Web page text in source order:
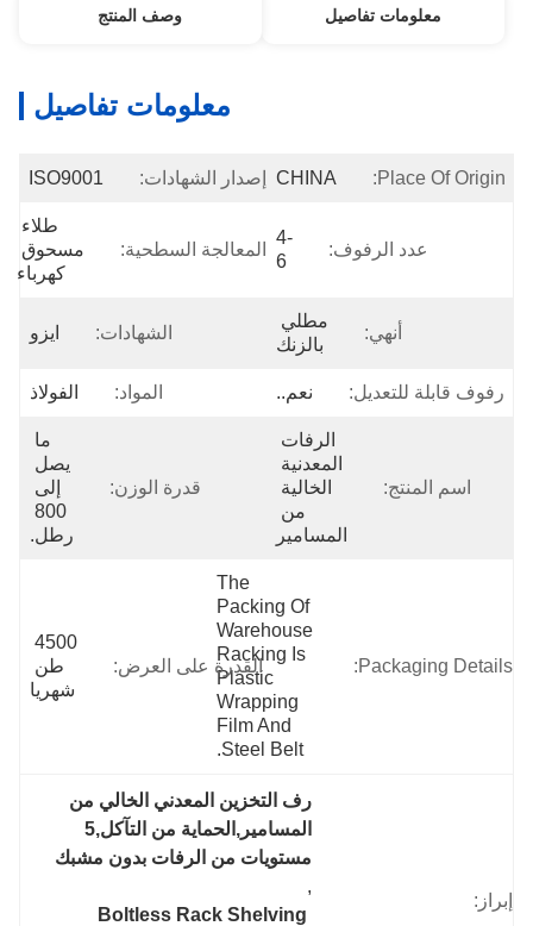
معلومات تفاصيل وصف المنتج
معلومات تفاصيل
Place Of Origin:
CHINA إصدار الشهادات: ISO9001
عدد الرفوف:
4-
6
المعالجة السطحية:
طلاء
مسحوق
كهرباء
أنهي:
بالزنك
الشهادات: ايزو
رفوف قابلة للتعديل: نعم.. المواد: الفولاذ
اسم المنتج:
الرفات
المعدنية
الخالية
من
المسامير
قدرة الوزن:
ما
800
رطل.
Packaging Details:
The
Packing Of
Warehouse
Racking Is
Plastic
Wrapping
Film And
Steel Belt.
القدرة على العرض:
4500
طن
شهريا
إبراز:
رف التخزين المعدني الخالي من
المسامير,الحماية من التآكل,5
مستويات من الرفات بدون مشبك
,
Boltless Rack Shelving